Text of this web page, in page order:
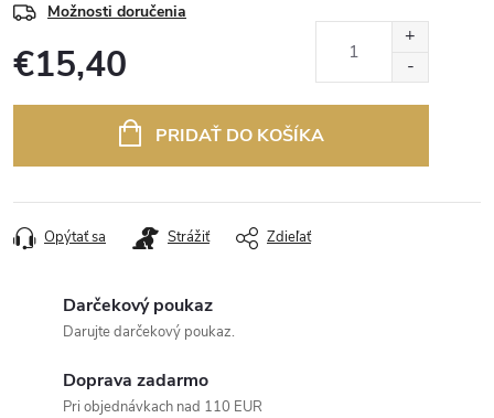
Možnosti doručenia
€15,40
PRIDAŤ DO KOŠÍKA
Opýtať sa Strážiť Zdieľať
Darčekový poukaz
Darujte darčekový poukaz.
Doprava zadarmo
Pri objednávkach nad 110 EUR